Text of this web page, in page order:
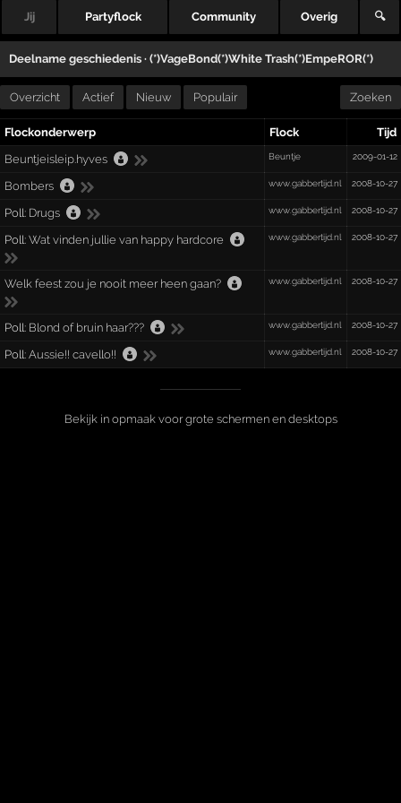
Jij Partyflock Community Overig 🔍
Deelname geschiedenis ·(*)VageBond(*)White Trash(*)EmpeROR(*)
Overzicht Actief Nieuw Populair Zoeken
Flockonderwerp Flock
Tijd
Beuntjeisleip.hyves
Beuntje 2009-01-12
Bombers www.gabbertijd.nl 2008-10-27
Poll: Drugs www.gabbertijd.nl 2008-10-27
Poll:Wat vinden jullie van happy hardcore www.gabbertijd.nl 2008-10-27
Welk feest zou je nooit meer heen gaan? www.gabbertijd.nl 2008-10-27
Poll: Blond of bruin haar??? www.gabbertijd.nl 2008-10-27
Poll:Aussie!! cavello!! www.gabbertijd.nl 2008-10-27
Bekijk in opmaak voor grote schermen en desktops